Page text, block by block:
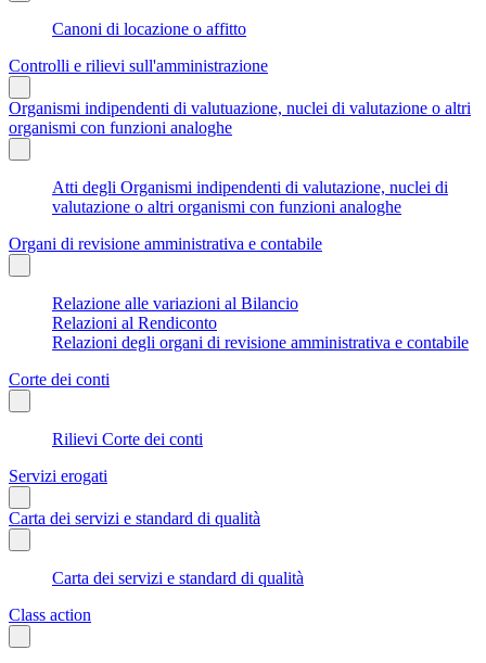
Canoni di locazione o affitto
Controlli e rilievi sull'amministrazione
Organismi indipendenti di valutuazione, nuclei di valutazione o altri
organismi con funzioni analoghe
Atti degli Organismi indipendenti di valutazione, nuclei di
valutazione o altri organismi con funzioni analoghe
Organi di revisione amministrativa e contabile
Relazione alle variazioni al Bilancio
Relazioni al Rendiconto
Relazioni degli organi di revisione amministrativa e contabile
Corte dei conti
Rilievi Corte dei conti
Servizi erogati
Carta dei servizi e standard di qualità
Carta dei servizi e standard di qualità
Class action